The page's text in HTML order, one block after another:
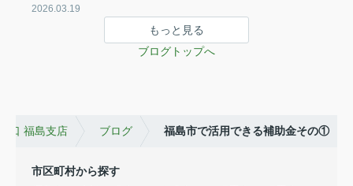
2026.03.19
もっと見る
ブログトップへ
口 福島支店 ブログ 福島市で活用できる補助金その①
市区町村から探す